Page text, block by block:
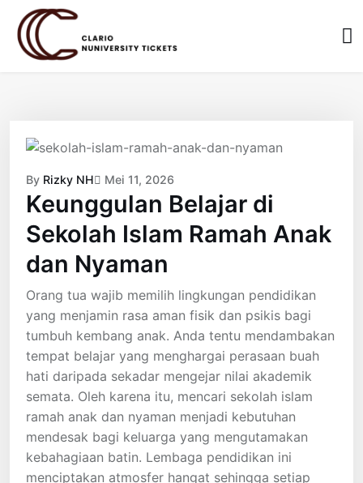
content
By Rizky NH Mei 11, 2026
Keunggulan Belajar di
Sekolah Islam Ramah Anak
dan Nyaman
Orang tua wajib memilih lingkungan pendidikan
yang menjamin rasa aman fisik dan psikis bagi
tumbuh kembang anak. Anda tentu mendambakan
tempat belajar yang menghargai perasaan buah
hati daripada sekadar mengejar nilai akademik
semata. Oleh karena itu, mencari sekolah islam
ramah anak dan nyaman menjadi kebutuhan
mendesak bagi keluarga yang mengutamakan
kebahagiaan batin. Lembaga pendidikan ini
menciptakan atmosfer hangat sehingga setiap